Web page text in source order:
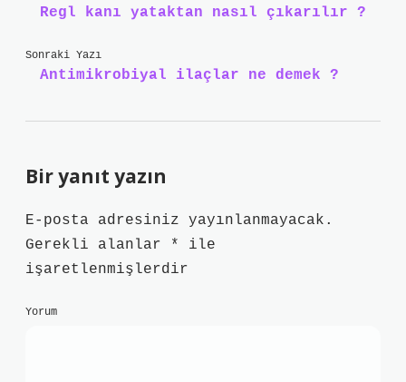
Regl kanı yataktan nasıl çıkarılır ?
Sonraki Yazı
Antimikrobiyal ilaçlar ne demek ?
Bir yanıt yazın
E-posta adresiniz yayınlanmayacak.
Gerekli alanlar
*
ile
işaretlenmişlerdir
Yorum